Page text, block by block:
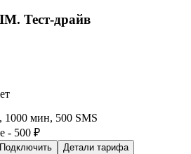
Тест-драйв
, 1000 мин, 500 SMS
- 500 ₽
Подключить
Детали тарифа